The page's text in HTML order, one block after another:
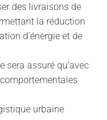
des livraisons de
la réduction
d’énergie et de
sera assuré qu’avec
urbaine